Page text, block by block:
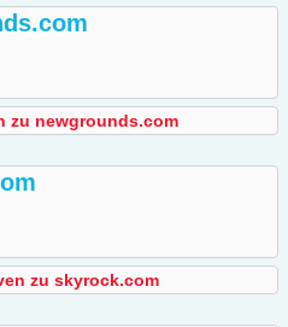
zu newgrounds.com
zu skyrock.com